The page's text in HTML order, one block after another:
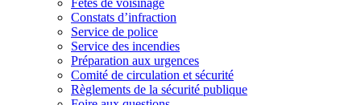
Constats d’infraction
Service de police
Service des incendies
Préparation aux urgences
Comité de circulation et sécurité
Règlements de la sécurité publique